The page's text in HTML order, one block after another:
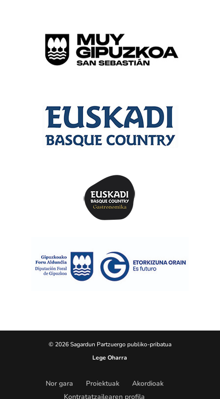
© 2026 Sagardun Partzuergo publiko-pribatua
Lege Oharra
Nor gara Proiektuak
Akordioak
Kontratatzailearen profila